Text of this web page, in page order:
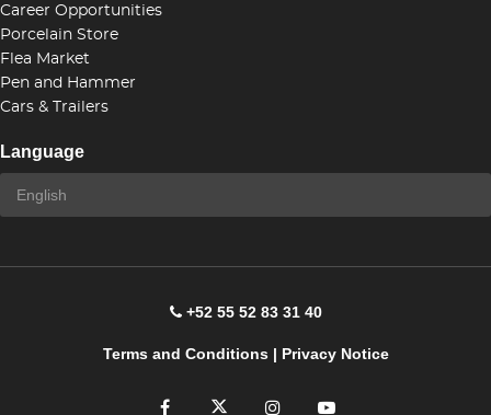
Career Opportunities
Porcelain Store
Flea Market
Pen and Hammer
Cars & Trailers
Language
+52 55 52 83 31 40
Terms and Conditions| Privacy Notice